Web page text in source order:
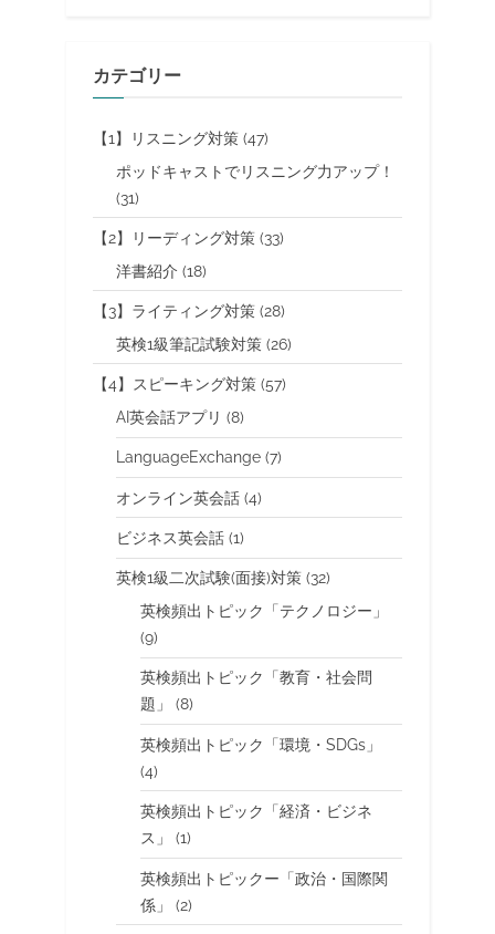
学
習”
カテゴリー
【1】リスニング対策 (47)
ポッドキャストでリスニング力アップ！
(31)
【2】リーディング対策 (33)
洋書紹介 (18)
【3】ライティング対策 (28)
英検1級筆記試験対策 (26)
【4】スピーキング対策 (57)
AI英会話アプリ (8)
LanguageExchange (7)
オンライン英会話 (4)
ビジネス英会話 (1)
英検1級二次試験(面接)対策 (32)
英検頻出トピック「テクノロジー」
(9)
英検頻出トピック「教育・社会問
題」
(8)
英検頻出トピック「環境・SDGs」
(4)
英検頻出トピック「経済・ビジネ
ス」
(1)
英検頻出トピックー「政治・国際関
係」
(2)